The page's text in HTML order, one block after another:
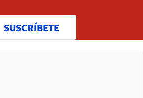
SUSCRÍBETE